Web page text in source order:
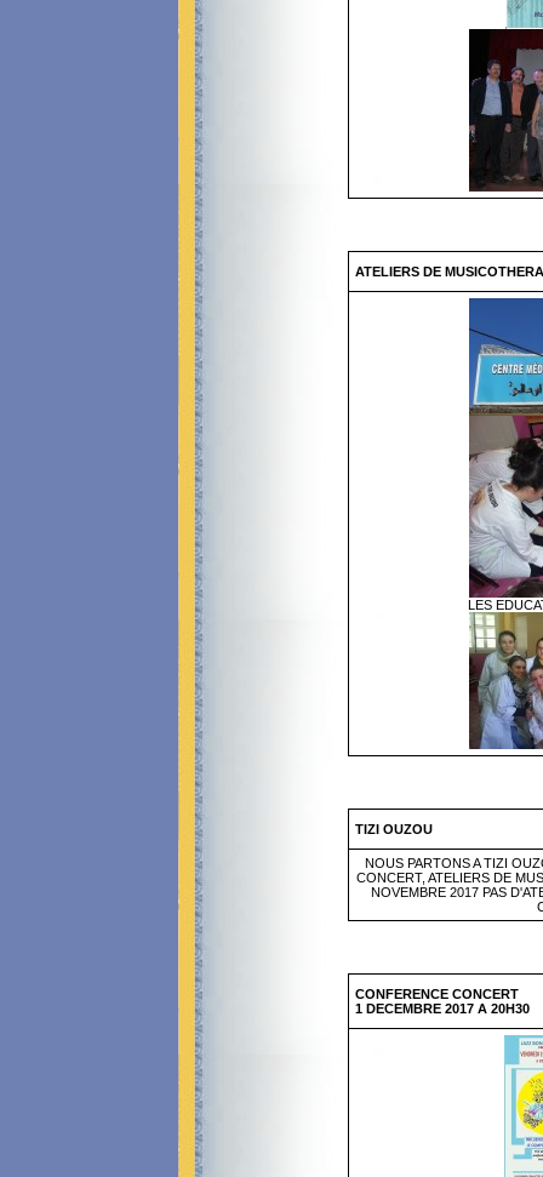
ATELIERS DE
LES
TIZI OUZOU
NOUS PARTONS A TIZI
CONCERT, ATELIERS DE
NOVEMBRE 2017 PAS
CONFERENCE CONCERT
1 DECEMBRE 2017 A 20H30